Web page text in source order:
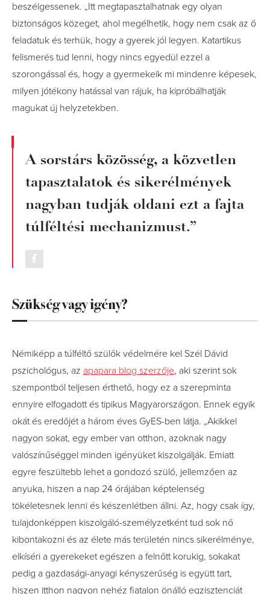
beszélgessenek. „Itt megtapasztalhatnak egy olyan
biztonságos közeget, ahol megélhetik, hogy nem csak az ő
feladatuk és terhük, hogy a gyerek jól legyen. Katartikus
felismerés tud lenni, hogy nincs egyedül ezzel a
szorongással és, hogy a gyermekeik mi mindenre képesek,
milyen jótékony hatással van rájuk, ha kipróbálhatják
magukat új helyzetekben.
A sorstárs közösség, a közvetlen
tapasztalatok és sikerélmények
nagyban tudják oldani ezt a fajta
túlféltési mechanizmust.”
Szükség vagy igény?
Némiképp a túlféltő szülők védelmére kel Szél Dávid
pszichológus, az apapara blog szerzője, aki szerint sok
szempontból teljesen érthető, hogy ez a szerepminta
ennyire elfogadott és tipikus Magyarországon. Ennek egyik
okát és eredőjét a három éves GyES-ben látja. „Akikkel
nagyon sokat, egy ember van otthon, azoknak nagy
valószínűséggel minden igényüket kiszolgálják. Emiatt
egyre feszültebb lehet a gondozó szülő, jellemzően az
anyuka, hiszen a nap 24 órájában képtelenség
tökéletesnek lenni és készenlétben állni. Az, hogy csak így,
tulajdonképpen kiszolgáló-személyzetként tud sok nő
kibontakozni és az élete más területén nincs sikerélménye,
elkíséri a gyerekeket egészen a felnőtt korukig, sokakat
pedig a gazdasági-anyagi kényszerűség is együtt tart,
hiszen itthon nagyon nehéz fiatalon önálló egzisztenciát